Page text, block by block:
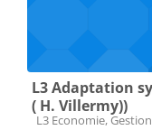
L3 Adaptation
( H. Villermy))
Catégorie de cours
L3 Economie,